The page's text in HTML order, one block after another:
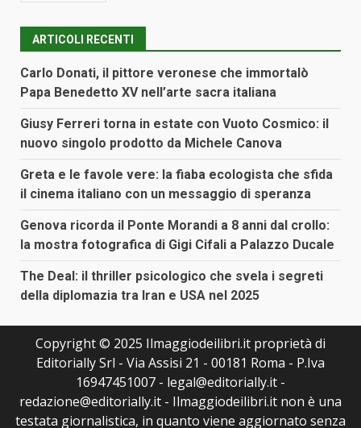
ARTICOLI RECENTI
Carlo Donati, il pittore veronese che immortalò
Papa Benedetto XV nell’arte sacra italiana
Giusy Ferreri torna in estate con Vuoto Cosmico: il
nuovo singolo prodotto da Michele Canova
Greta e le favole vere: la fiaba ecologista che sfida
il cinema italiano con un messaggio di speranza
Genova ricorda il Ponte Morandi a 8 anni dal crollo:
la mostra fotografica di Gigi Cifali a Palazzo Ducale
The Deal: il thriller psicologico che svela i segreti
della diplomazia tra Iran e USA nel 2025
Copyright © 2025 Ilmaggiodeilibri.it proprietà di
Editorially Srl - Via Assisi 21 - 00181 Roma - P.Iva
16947451007 - legal@editorially.it -
redazione@editorially.it - Ilmaggiodeilibri.it non è una
testata giornalistica, in quanto viene aggiornato senza